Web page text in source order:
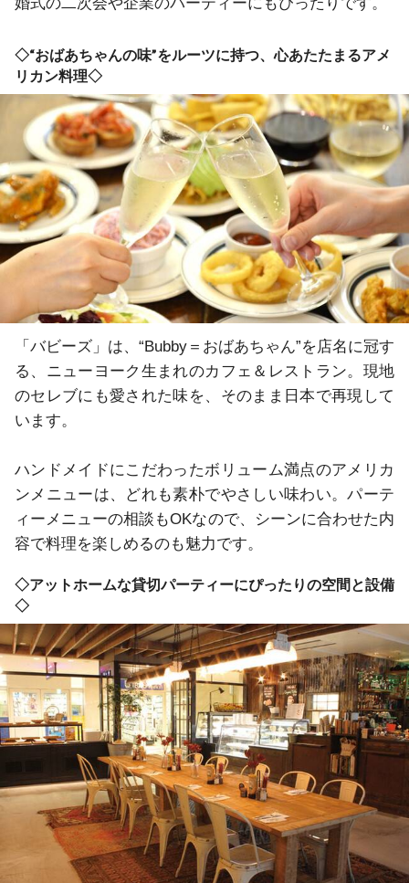
◇“おばあちゃんの味”をルーツに持つ、心あたたまるアメ
リカン料理◇
「バビーズ」は、“Bubby＝おばあちゃん”を店名に冠す
る、ニューヨーク生まれのカフェ＆レストラン。現地
のセレブにも愛された味を、そのまま日本で再現して
います。
ハンドメイドにこだわったボリューム満点のアメリカ
ンメニューは、どれも素朴でやさしい味わい。パーテ
ィーメニューの相談もOKなので、シーンに合わせた内
容で料理を楽しめるのも魅力です。
◇アットホームな貸切パーティーにぴったりの空間と設備
◇